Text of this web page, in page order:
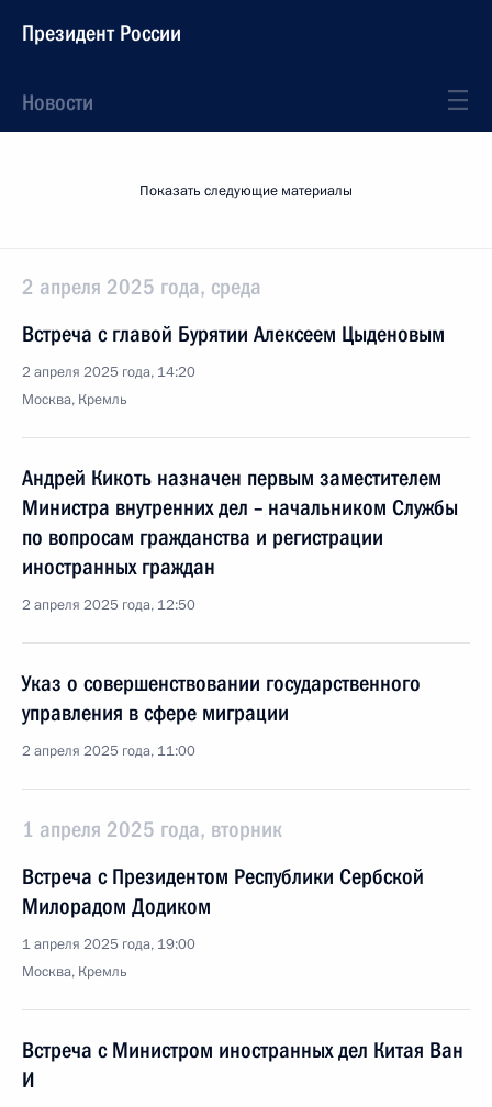
Президент России
Новости
Показать следующие материалы
2 апреля 2025 года, среда
Встреча с главой Бурятии Алексеем Цыденовым
2 апреля 2025 года, 14:20
Москва, Кремль
Андрей Кикоть назначен первым заместителем
Министра внутренних дел – начальником Службы
по вопросам гражданства и регистрации
иностранных граждан
2 апреля 2025 года, 12:50
Указ о совершенствовании государственного
управления в сфере миграции
2 апреля 2025 года, 11:00
1 апреля 2025 года, вторник
Встреча с Президентом Республики Сербской
Милорадом Додиком
1 апреля 2025 года, 19:00
Москва, Кремль
Встреча с Министром иностранных дел Китая Ван
И